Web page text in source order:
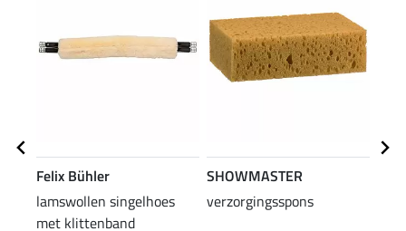
Felix Bühler
lamswollen singelhoes
met klittenband
SHOWMASTER
verzorgingsspons